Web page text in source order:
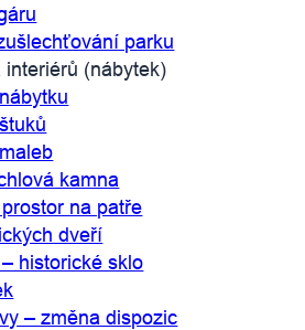
parku
(nábytek)
kamna
na patře
dveří
historické sklo
– změna dispozic